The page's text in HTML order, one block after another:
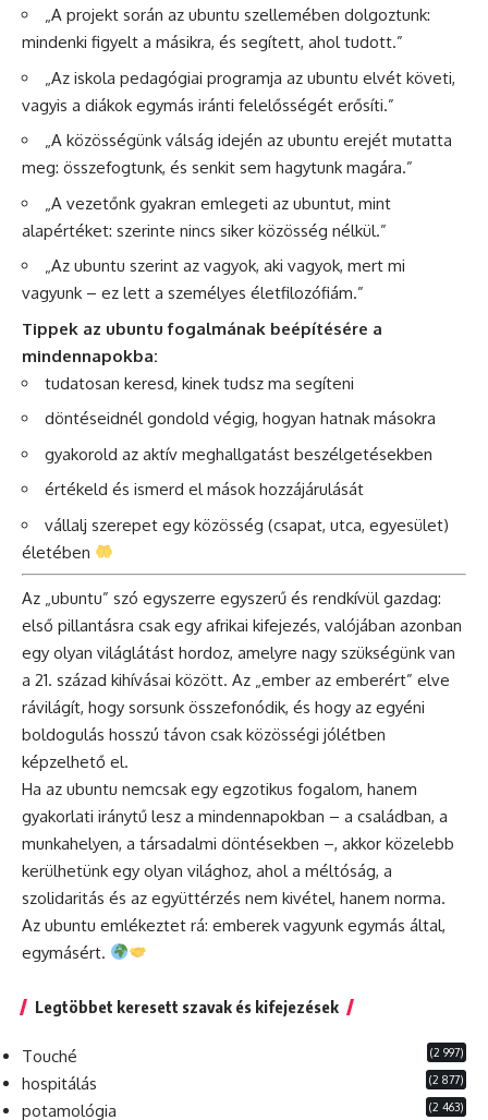
„A projekt során az ubuntu szellemében dolgoztunk:
mindenki figyelt a másikra, és segített, ahol tudott.”
„Az iskola pedagógiai programja az ubuntu elvét követi,
vagyis a diákok egymás iránti felelősségét erősíti.”
„A közösségünk válság idején az ubuntu erejét mutatta
meg: összefogtunk, és senkit sem hagytunk magára.”
„A vezetőnk gyakran emlegeti az ubuntut, mint
alapértéket: szerinte nincs siker közösség nélkül.”
„Az ubuntu szerint az vagyok, aki vagyok, mert mi
vagyunk – ez lett a személyes életfilozófiám.”
Tippek az ubuntu fogalmának beépítésére a
mindennapokba:
tudatosan keresd, kinek tudsz ma segíteni
döntéseidnél gondold végig, hogyan hatnak másokra
gyakorold az aktív meghallgatást beszélgetésekben
értékeld és ismerd el mások hozzájárulását
vállalj szerepet egy közösség (csapat, utca, egyesület)
életében
Az „ubuntu” szó egyszerre egyszerű és rendkívül gazdag:
első pillantásra csak egy afrikai kifejezés, valójában azonban
egy olyan világlátást hordoz, amelyre nagy szükségünk van
a 21. század kihívásai között. Az „ember az emberért” elve
rávilágít, hogy sorsunk összefonódik, és hogy az egyéni
boldogulás hosszú távon csak közösségi jólétben
képzelhető el.
Ha az ubuntu nemcsak egy egzotikus fogalom, hanem
gyakorlati iránytű lesz a mindennapokban – a családban, a
munkahelyen, a társadalmi döntésekben –, akkor közelebb
kerülhetünk egy olyan világhoz, ahol a méltóság, a
szolidaritás és az együttérzés nem kivétel, hanem norma.
Az ubuntu emlékeztet rá: emberek vagyunk egymás által,
egymásért.
Legtöbbet keresett szavak és kifejezések
Touché (2 997)
hospitálás (2 877)
potamológia (2 463)